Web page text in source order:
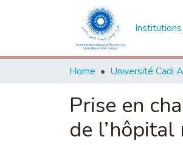
Institutions
Home
Prise en
de